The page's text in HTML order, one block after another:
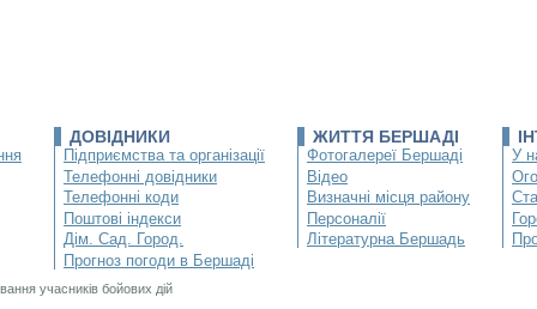
ДОВІДНИКИ
Підприємства та організації
Телефонні довідники
Телефонні коди
Поштові індекси
Дім. Сад. Город.
Прогноз погоди в Бершаді
ЖИТТЯ БЕРШАДІ
Фотогалереї Бершаді
Відео
Визначні місця району
Персоналії
Літературна Бершадь
У
учасників бойових дій